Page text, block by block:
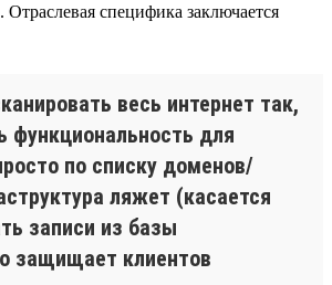
специфика заключается
весь интернет так,
функциональность для
по списку доменов/
ляжет (касается
записи из базы
защищает клиентов